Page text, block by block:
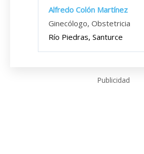
Alfredo Colón Martínez
Ginecólogo, Obstetricia
Río Piedras, Santurce
Publicidad